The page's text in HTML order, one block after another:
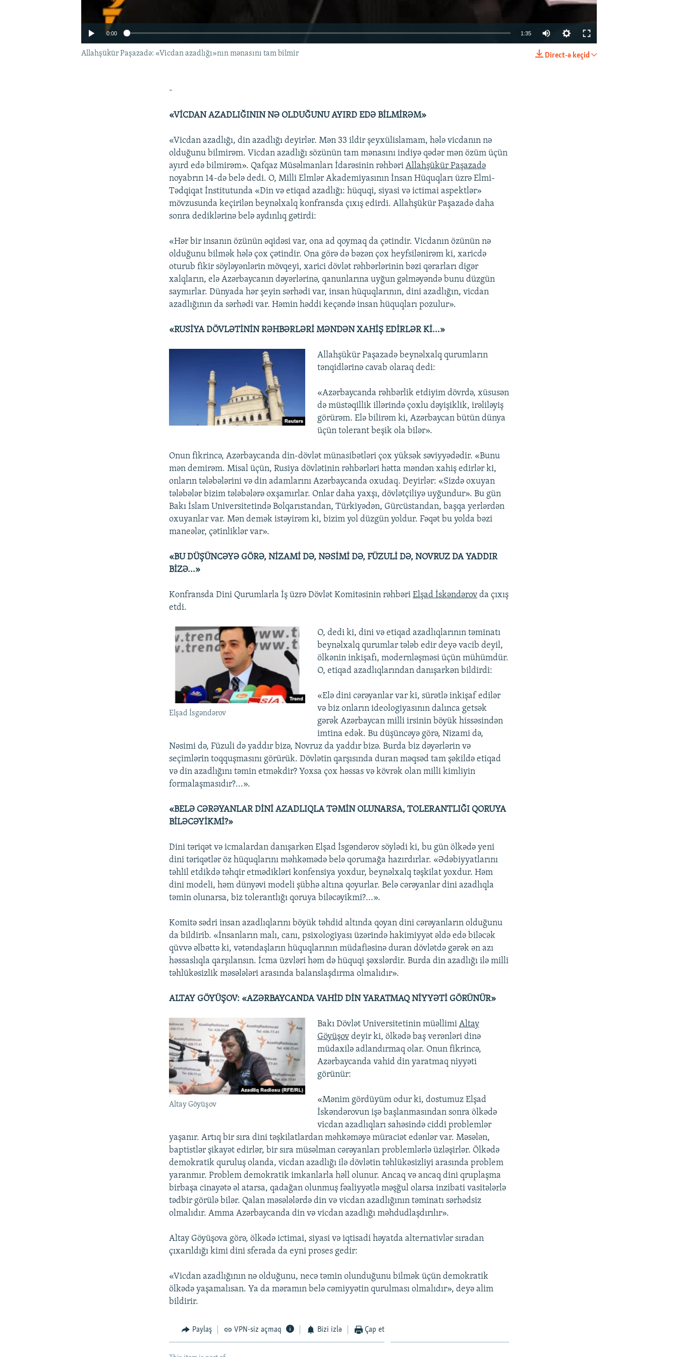
0:00 1:35
Direct-ə keçid
Allahşükür Paşazadə: «Vicdan azadlığı»nın mənasını tam bilmir
-
«VİCDAN AZADLIĞININ NƏ OLDUĞUNU AYIRD EDƏ BİLMİRƏM»
«Vicdan azadlığı, din azadlığı deyirlər. Mən 33 ildir şeyxülislamam, hələ vicdanın nə
olduğunu bilmirəm. Vicdan azadlığı sözünün tam mənasını indiyə qədər mən özüm üçün
ayırd edə bilmirəm». Qafqaz Müsəlmanları İdarəsinin rəhbəriAllahşükür Paşazadə
noyabrın 14-də belə dedi. O, Milli Elmlər Akademiyasının İnsan Hüquqları üzrə Elmi-
Tədqiqat İnstitutunda «Din və etiqad azadlığı: hüquqi, siyasi və ictimai aspektlər»
mövzusunda keçirilən beynəlxalq konfransda çıxış edirdi. Allahşükür Paşazadə daha
sonra dediklərinə belə aydınlıq gətirdi:
«Hər bir insanın özünün əqidəsi var, ona ad qoymaq da çətindir. Vicdanın özünün nə
olduğunu bilmək hələ çox çətindir. Ona görə də bəzən çox heyfsilənirəm ki, xaricdə
oturub fikir söyləyənlərin mövqeyi, xarici dövlət rəhbərlərinin bəzi qərarları digər
xalqların, elə Azərbaycanın dəyərlərinə, qanunlarına uyğun gəlməyəndə bunu düzgün
saymırlar. Dünyada hər şeyin sərhədi var, insan hüquqlarının, dini azadlığın, vicdan
azadlığının da sərhədi var. Həmin həddi keçəndə insan hüquqları pozulur».
«RUSİYA DÖVLƏTİNİN RƏHBƏRLƏRİ MƏNDƏN XAHİŞ EDİRLƏR Kİ...»
Allahşükür Paşazadə beynəlxalq qurumların
tənqidlərinə cavab olaraq dedi:
«Azərbaycanda rəhbərlik etdiyim dövrdə, xüsusən
də müstəqillik illərində çoxlu dəyişiklik, irəliləyiş
görürəm. Elə bilirəm ki, Azərbaycan bütün dünya
üçün tolerant beşik ola bilər».
Onun fikrincə, Azərbaycanda din-dövlət münasibətləri çox yüksək səviyyədədir. «Bunu
mən demirəm. Misal üçün, Rusiya dövlətinin rəhbərləri hətta məndən xahiş edirlər ki,
onların tələbələrini və din adamlarını Azərbaycanda oxudaq. Deyirlər: «Sizdə oxuyan
tələbələr bizim tələbələrə oxşamırlar. Onlar daha yaxşı, dövlətçiliyə uyğundur». Bu gün
Bakı İslam Universitetində Bolqarıstandan, Türkiyədən, Gürcüstandan, başqa yerlərdən
oxuyanlar var. Mən demək istəyirəm ki, bizim yol düzgün yoldur. Fəqət bu yolda bəzi
maneələr, çətinliklər var».
«BU DÜŞÜNCƏYƏ GÖRƏ, NİZAMİ DƏ, NƏSİMİ DƏ, FÜZULİ DƏ, NOVRUZ DA YADDIR
BİZƏ...»
Konfransda Dini Qurumlarla İş üzrə Dövlət Komitəsinin rəhbəriElşad İskəndərov da çıxış
etdi.
Elşad İsgəndərov
O, dedi ki, dini və etiqad azadlıqlarının təminatı
beynəlxalq qurumlar tələb edir deyə vacib deyil,
ölkənin inkişafı, modernləşməsi üçün mühümdür.
O, etiqad azadlıqlarından danışarkən bildirdi:
«Elə dini cərəyanlar var ki, sürətlə inkişaf edilər
və biz onların ideologiyasının dalınca getsək
gərək Azərbaycan milli irsinin böyük hissəsindən
imtina edək. Bu düşüncəyə görə, Nizami də,
Nəsimi də, Füzuli də yaddır bizə, Novruz da yaddır bizə. Burda biz dəyərlərin və
seçimlərin toqquşmasını görürük. Dövlətin qarşısında duran məqsəd tam şəkildə etiqad
və din azadlığını təmin etməkdir? Yoxsa çox həssas və kövrək olan milli kimliyin
formalaşmasıdır?...».
«BELƏ CƏRƏYANLAR DİNİ AZADLIQLA TƏMİN OLUNARSA, TOLERANTLIĞI QORUYA
BİLƏCƏYİKMİ?»
Dini təriqət və icmalardan danışarkən Elşad İsgəndərov söylədi ki, bu gün ölkədə yeni
dini təriqətlər öz hüquqlarını məhkəmədə belə qorumağa hazırdırlar. «Ədəbiyyatlarını
təhlil etdikdə təhqir etmədikləri konfensiya yoxdur, beynəlxalq təşkilat yoxdur. Həm
dini modeli, həm dünyəvi modeli şübhə altına qoyurlar. Belə cərəyanlar dini azadlıqla
təmin olunarsa, biz tolerantlığı qoruya biləcəyikmi?...».
Komitə sədri insan azadlıqlarını böyük təhdid altında qoyan dini cərəyanların olduğunu
da bildirib. «İnsanların malı, canı, psixologiyası üzərində hakimiyyət əldə edə biləcək
qüvvə əlbəttə ki, vətəndaşların hüquqlarının müdafiəsinə duran dövlətdə gərək ən azı
həssaslıqla qarşılansın. İcma üzvləri həm də hüquqi şəxslərdir. Burda din azadlığı ilə milli
təhlükəsizlik məsələləri arasında balanslaşdırma olmalıdır».
ALTAY GÖYÜŞOV: «AZƏRBAYCANDA VAHİD DİN YARATMAQ NİYYƏTİ GÖRÜNÜR»
Altay Göyüşov
Bakı Dövlət Universitetinin müəllimi Altay
Göyüşovdeyir ki, ölkədə baş verənləri dinə
müdaxilə adlandırmaq olar. Onun fikrincə,
Azərbaycanda vahid din yaratmaq niyyəti
görünür:
«Mənim gördüyüm odur ki, dostumuz Elşad
İskəndərovun işə başlanmasından sonra ölkədə
vicdan azadlıqları sahəsində ciddi problemlər
yaşanır. Artıq bir sıra dini təşkilatlardan məhkəməyə müraciət edənlər var. Məsələn,
baptistlər şikayət edirlər, bir sıra müsəlman cərəyanları problemlərlə üzləşirlər. Ölkədə
demokratik quruluş olanda, vicdan azadlığı ilə dövlətin təhlükəsizliyi arasında problem
yaranmır. Problem demokratik imkanlarla həll olunur. Ancaq və ancaq dini qruplaşma
birbaşa cinayətə əl atarsa, qadağan olunmuş fəaliyyətlə məşğul olarsa inzibati vasitələrlə
tədbir görülə bilər. Qalan məsələlərdə din və vicdan azadlığının təminatı sərhədsiz
olmalıdır. Amma Azərbaycanda din və vicdan azadlığı məhdudlaşdırılır».
Altay Göyüşova görə, ölkədə ictimai, siyasi və iqtisadi həyatda alternativlər sıradan
çıxarıldığı kimi dini sferada da eyni proses gedir:
«Vicdan azadlığının nə olduğunu, necə təmin olunduğunu bilmək üçün demokratik
ölkədə yaşamalısan. Ya da məramın belə cəmiyyətin qurulması olmalıdır», deyə alim
bildirir.
Paylaş VPN-siz açmaq Bizi izlə Çap et